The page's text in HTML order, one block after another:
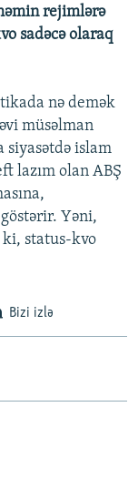
rejimlərə
sadəcə olaraq
nə demək
müsəlman
islam
lazım olan ABŞ
Yəni,
status-kvo
Bizi izlə